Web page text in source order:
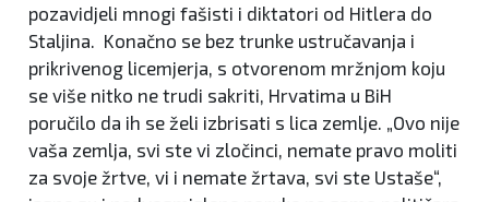
pozavidjeli mnogi fašisti i diktatori od Hitlera do
Staljina. Konačno se bez trunke ustručavanja i
prikrivenog licemjerja, s otvorenom mržnjom koju
se više nitko ne trudi sakriti, Hrvatima u BiH
poručilo da ih se želi izbrisati s lica zemlje. „Ovo nije
vaša zemlja, svi ste vi zločinci, nemate pravo moliti
za svoje žrtve, vi i nemate žrtava, svi ste Ustaše“,